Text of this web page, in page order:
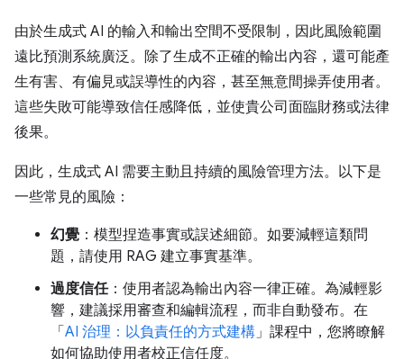
由於生成式 AI 的輸入和輸出空間不受限制，因此風險範圍
遠比預測系統廣泛。除了生成不正確的輸出內容，還可能產
生有害、有偏見或誤導性的內容，甚至無意間操弄使用者。
這些失敗可能導致信任感降低，並使貴公司面臨財務或法律
後果。
因此，生成式 AI 需要主動且持續的風險管理方法。以下是
一些常見的風險：
幻覺 ：模型捏造事實或誤述細節。如要減輕這類問
題，請使用 RAG 建立事實基準。
過度信任：使用者認為輸出內容一律正確。為減輕影
響，建議採用審查和編輯流程，而非自動發布。在
「 AI 治理：以負責任的方式建構」課程中，您將瞭解
如何協助使用者校正信任度。